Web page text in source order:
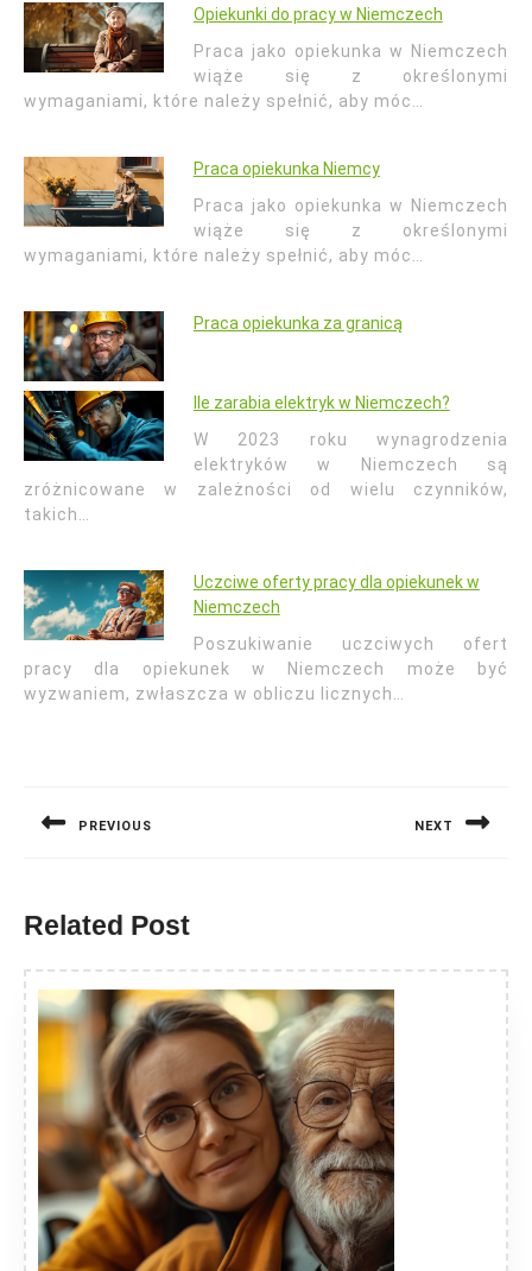
Opiekunki do pracy w Niemczech
Praca jako opiekunka w Niemczech
wiąże się z określonymi
wymaganiami, które należy spełnić, aby móc…
Praca opiekunka Niemcy
Praca jako opiekunka w Niemczech
wiąże się z określonymi
wymaganiami, które należy spełnić, aby móc…
Praca opiekunka za granicą
Ile zarabia elektryk w Niemczech?
W 2023 roku wynagrodzenia
elektryków w Niemczech są
zróżnicowane w zależności od wielu czynników,
takich…
Uczciwe oferty pracy dla opiekunek w
Niemczech
Poszukiwanie uczciwych ofert
pracy dla opiekunek w Niemczech może być
wyzwaniem, zwłaszcza w obliczu licznych…
PREVIOUS NEXT
Related Post